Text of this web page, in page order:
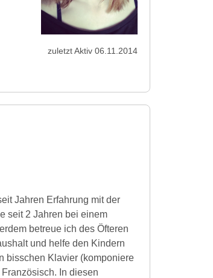
zuletzt Aktiv 06.11.2014
Jahren Erfahrung mit der
seit 2 Jahren bei einem
betreue ich des Öfteren
und helfe den Kindern
bisschen Klavier (komponiere
In diesen